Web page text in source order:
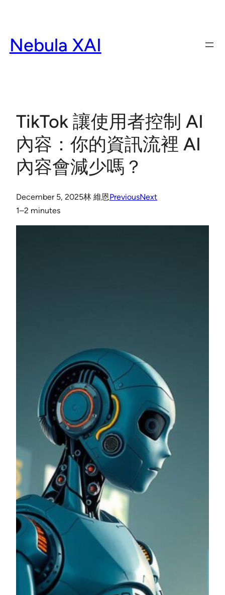
content
Nebula XAI
TikTok 讓使用者控制 AI
內容：你的資訊流裡 AI
內容會減少嗎？
December 5, 2025林 維恩PreviousNext
1–2 minutes